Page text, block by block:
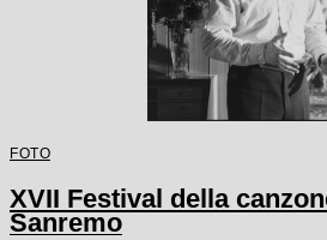
FOTO
XVII Festival della
Sanremo